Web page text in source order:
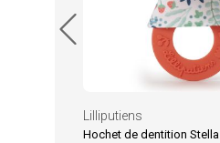
Lilliputiens
Hochet de dentition Stella